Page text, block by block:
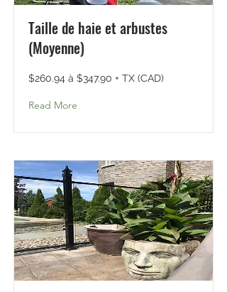
Taille de haie et arbustes
(Moyenne)
$260.94 à $347.90 + TX (CAD)
Read More